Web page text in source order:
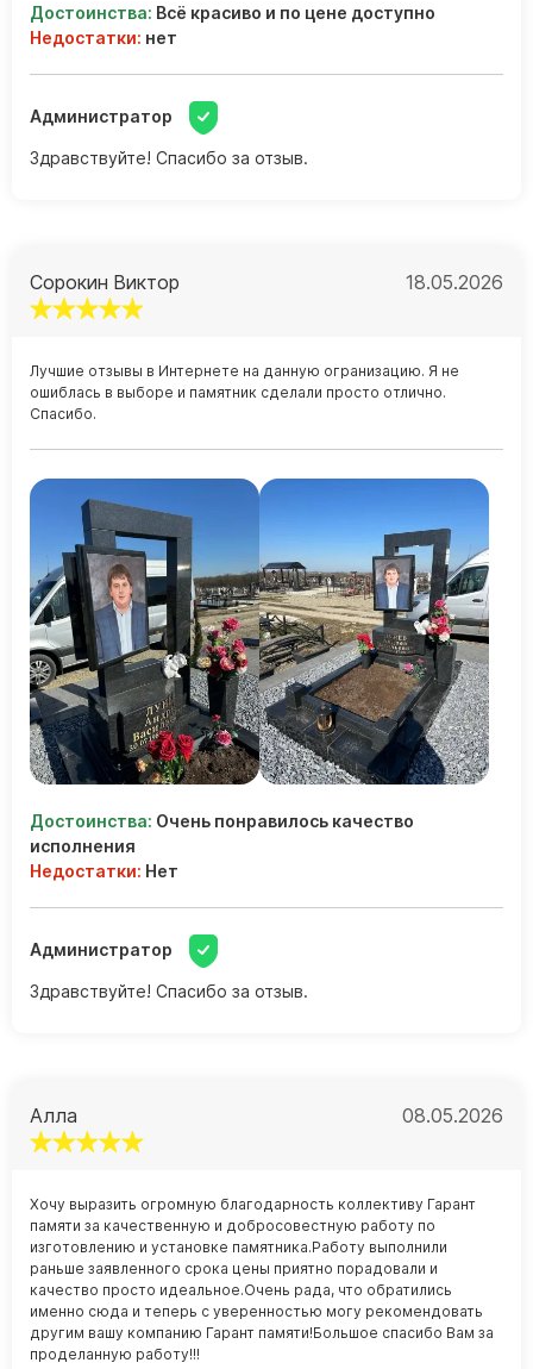
Достоинства: Всё красиво и по цене доступно
Недостатки: нет
Администратор
Здравствуйте! Спасибо за отзыв.
Сорокин Виктор 18.05.2026
Достоинства: Очень понравилось качество
исполнения
Недостатки: Нет
Лучшие отзывы в Интернете на данную огранизацию. Я не
ошиблась в выборе и памятник сделали просто отлично.
Спасибо.
Администратор
Здравствуйте! Спасибо за отзыв.
Алла 08.05.2026
Хочу выразить огромную благодарность коллективу Гарант
памяти за качественную и добросовестную работу по
изготовлению и установке памятника.Работу выполнили
раньше заявленного срока цены приятно порадовали и
качество просто идеальное.Очень рада, что обратились
именно сюда и теперь с уверенностью могу рекомендовать
другим вашу компанию Гарант памяти!Большое спасибо Вам за
проделанную работу!!!